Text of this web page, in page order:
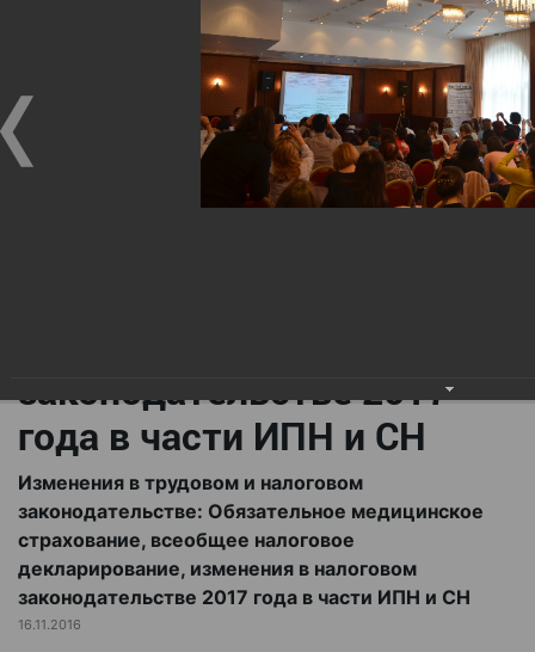
Изменения в трудовом и
налоговом
законодательстве:
Обязательное
медицинское страхование,
законодательстве 2017
года в части ИПН и СН
Изменения в трудовом и налоговом
законодательстве: Обязательное медицинское
страхование, всеобщее налоговое
декларирование, изменения в налоговом
законодательстве 2017 года в части ИПН и СН
16.11.2016